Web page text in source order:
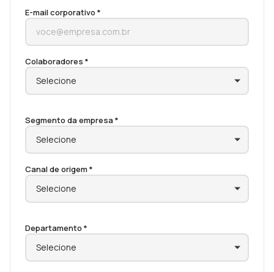
E-mail corporativo *
Colaboradores *
Segmento da empresa *
Canal de origem *
Departamento *